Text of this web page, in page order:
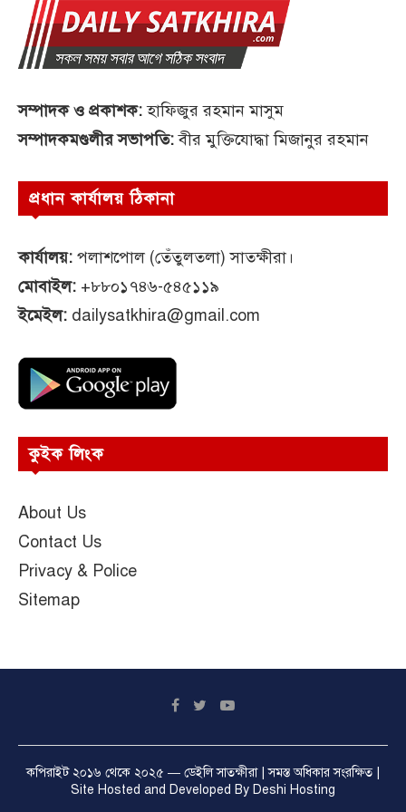
সম্পাদক ও প্রকাশক:হাফিজুর রহমান মাসুম
সম্পাদকমণ্ডলীর সভাপতি:বীর মুক্তিযোদ্ধা মিজানুর রহমান
প্রধান কার্যালয় ঠিকানা
কার্যালয়: পলাশপোল (তেঁতুলতলা) সাতক্ষীরা।
মোবাইল: +৮৮০১৭৪৬-৫৪৫১১৯
ইমেইল: dailysatkhira@gmail.com
কুইক লিংক
About Us
Contact Us
Privacy & Police
Sitemap
কপিরাইট ২০১৬ থেকে ২০২৫ — ডেইলি সাতক্ষীরা| সমস্ত অধিকার সংরক্ষিত |
Site Hosted and Developed By Deshi Hosting